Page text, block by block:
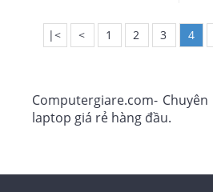
|< < 1 2 3 4
Computergiare.com-
laptop giá rẻ hàng đầu.